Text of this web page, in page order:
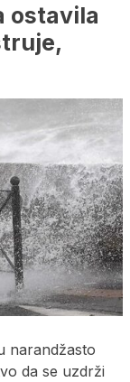
ostavila
narandžasto
da se uzdrži